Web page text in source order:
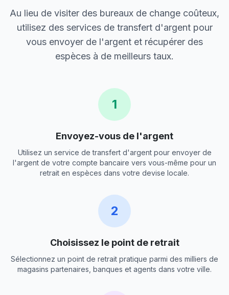
Au lieu de visiter des bureaux de change coûteux,
utilisez des services de transfert d'argent pour
vous envoyer de l'argent et récupérer des
espèces à de meilleurs taux.
1
Envoyez-vous de l'argent
Utilisez un service de transfert d'argent pour envoyer de
l'argent de votre compte bancaire vers vous-même pour un
retrait en espèces dans votre devise locale.
2
Choisissez le point de retrait
Sélectionnez un point de retrait pratique parmi des milliers de
magasins partenaires, banques et agents dans votre ville.